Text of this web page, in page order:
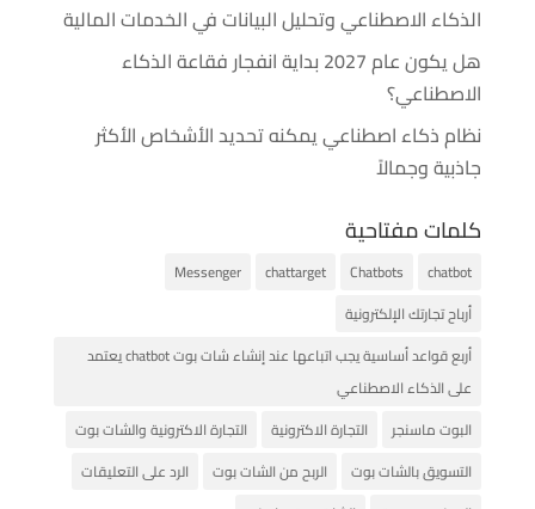
الذكاء الاصطناعي وتحليل البيانات في الخدمات المالية
هل يكون عام 2027 بداية انفجار فقاعة الذكاء
الاصطناعي؟
نظام ذكاء اصطناعي يمكنه تحديد الأشخاص الأكثر
جاذبية وجمالاً
كلمات مفتاحية
chatbot
Chatbots
chattarget
Messenger
أرباح تجارتك الإلكترونية
أربع قواعد أساسية يجب اتباعها عند إنشاء شات بوت chatbot يعتمد
على الذكاء الاصطناعي
البوت ماسنجر
التجارة الاكترونية
التجارة الاكترونية والشات بوت
التسويق بالشات بوت
الربح من الشات بوت
الرد على التعليقات